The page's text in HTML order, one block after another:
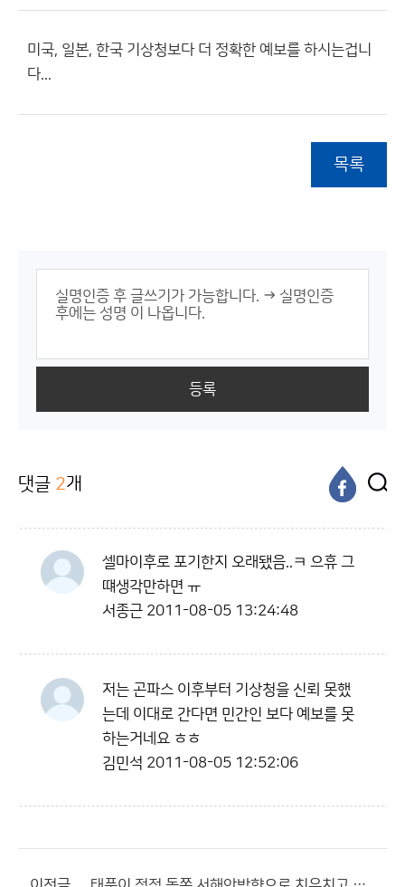
미국, 일본, 한국 기상청보다 더 정확한 예보를 하시는겁니
다...
목록
등록
댓글 2개
셀마이후로 포기한지 오래됐음..ㅋ 으휴 그
떄생각만하면 ㅠ
서종근 2011-08-05 13:24:48
저는 곤파스 이후부터 기상청을 신뢰 못했
는데 이대로 간다면 민간인 보다 예보를 못
하는거네요 ㅎㅎ
김민석 2011-08-05 12:52:06